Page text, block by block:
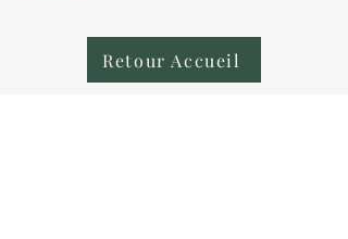
Retour Accueil